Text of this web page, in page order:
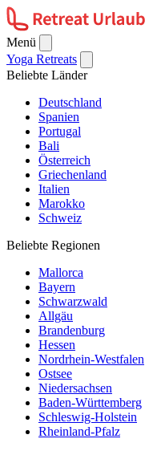
Menü
Yoga Retreats
Beliebte Länder
Deutschland
Spanien
Portugal
Bali
Österreich
Griechenland
Italien
Marokko
Schweiz
Beliebte Regionen
Mallorca
Bayern
Schwarzwald
Allgäu
Brandenburg
Hessen
Nordrhein-Westfalen
Ostsee
Niedersachsen
Baden-Württemberg
Schleswig-Holstein
Rheinland-Pfalz